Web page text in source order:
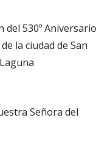
del 530º Aniversario
la ciudad de San
Señora del